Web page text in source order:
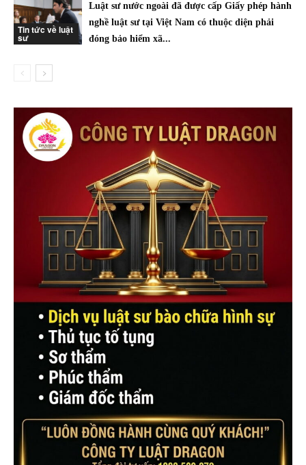
Tin tức về luật
sư
Luật sư nước ngoài đã được cấp Giấy phép hành
nghề luật sư tại Việt Nam có thuộc diện phải
đóng bảo hiểm xã...